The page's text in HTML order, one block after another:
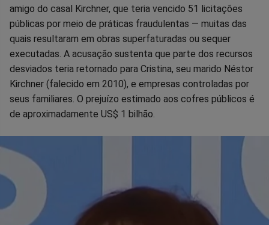
amigo do casal Kirchner, que teria vencido 51 licitações
públicas por meio de práticas fraudulentas — muitas das
quais resultaram em obras superfaturadas ou sequer
executadas. A acusação sustenta que parte dos recursos
desviados teria retornado para Cristina, seu marido Néstor
Kirchner (falecido em 2010), e empresas controladas por
seus familiares. O prejuízo estimado aos cofres públicos é
de aproximadamente US$ 1 bilhão.